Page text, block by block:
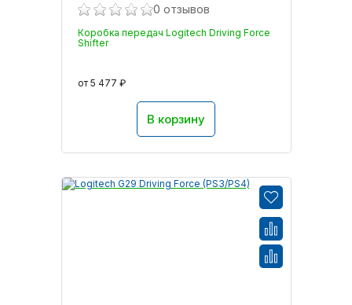
0 отзывов
Коробка передач Logitech Driving Force
Shifter
от 5 477 ₽
В корзину